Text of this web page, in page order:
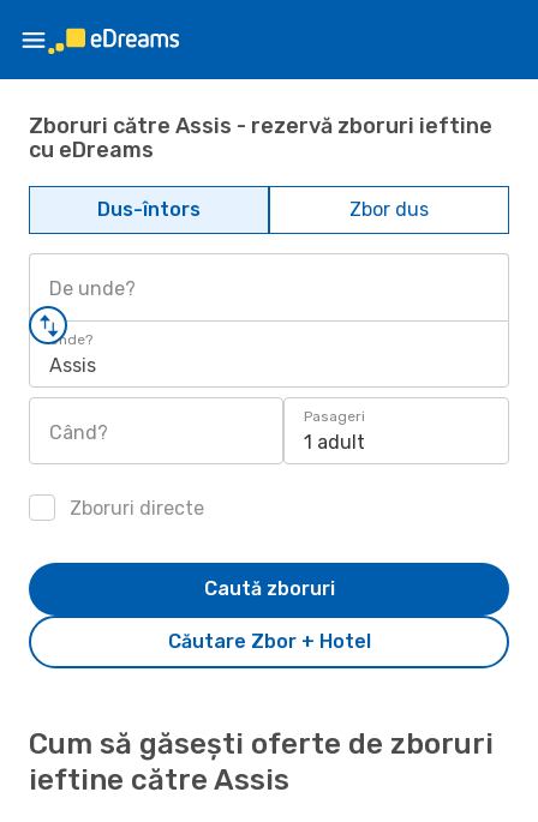
Zboruri către Assis - rezervă zboruri ieftine
cu eDreams
Dus-întors Zbor dus
De unde?
Unde?
Assis
Când?
Pasageri
1 adult
Zboruri directe
Căutare Zbor + Hotel
Caută zboruri
Cum să găsești oferte de zboruri
ieftine către Assis